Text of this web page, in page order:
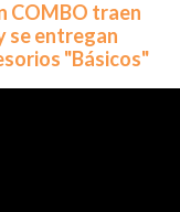
COMBO traen
se entregan
"Básicos"